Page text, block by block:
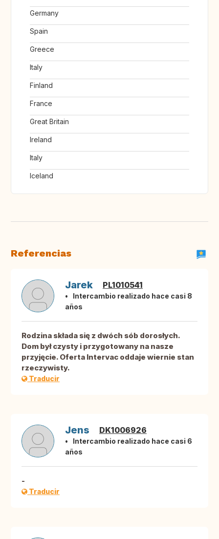
Germany
Spain
Greece
Italy
Finland
France
Great Britain
Ireland
Italy
Iceland
Referencias
Jarek PL1010541
Intercambio realizado hace casi 8
años
Rodzina składa się z dwóch sób dorosłych.
Dom był czysty i przygotowany na nasze
przyjęcie. Oferta Intervac oddaje wiernie stan
rzeczywisty.
Traducir
Jens DK1006926
Intercambio realizado hace casi 6
años
-
Traducir